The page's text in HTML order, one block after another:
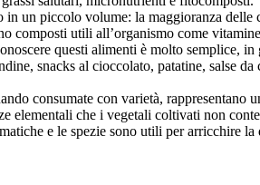
un piccolo volume: la maggioranza delle
utili all’organismo come
questi alimenti è molto semplice,
snacks al cioccolato, patatine, salse
consumate con varietà, rappresentano
elementali che i vegetali coltivati non
e le spezie sono utili per arricchire